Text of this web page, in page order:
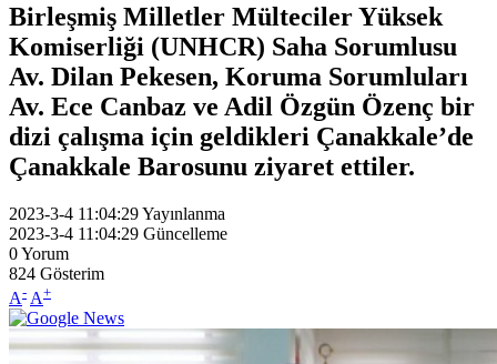
Birleşmiş Milletler Mülteciler Yüksek
Komiserliği (UNHCR) Saha Sorumlusu
Av. Dilan Pekesen, Koruma Sorumluları
Av. Ece Canbaz ve Adil Özgün Özenç bir
dizi çalışma için geldikleri Çanakkale’de
Çanakkale Barosunu ziyaret ettiler.
2023-3-4 11:04:29Yayınlanma
2023-3-4 11:04:29 Güncelleme
0Yorum
824 Gösterim
A- A+